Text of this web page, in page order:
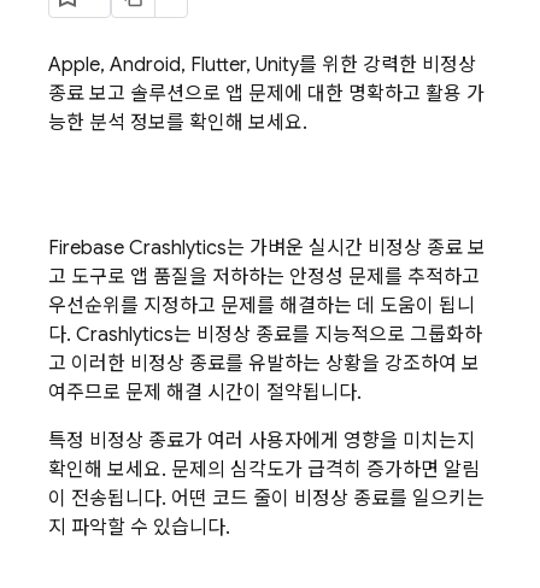
Apple, Android, Flutter, Unity를 위한 강력한 비정상
종료 보고 솔루션으로 앱 문제에 대한 명확하고 활용 가
능한 분석 정보를 확인해 보세요.
Firebase Crashlytics는 가벼운 실시간 비정상 종료 보
고 도구로 앱 품질을 저하하는 안정성 문제를 추적하고
우선순위를 지정하고 문제를 해결하는 데 도움이 됩니
다. Crashlytics는 비정상 종료를 지능적으로 그룹화하
고 이러한 비정상 종료를 유발하는 상황을 강조하여 보
여주므로 문제 해결 시간이 절약됩니다.
특정 비정상 종료가 여러 사용자에게 영향을 미치는지
확인해 보세요. 문제의 심각도가 급격히 증가하면 알림
이 전송됩니다. 어떤 코드 줄이 비정상 종료를 일으키는
지 파악할 수 있습니다.